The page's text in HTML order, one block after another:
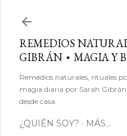
REMEDIOS
GIBRÁN ⋆ MAGIA Y
Remedios naturales, rituales
magia diaria por Sarah
desde casa.
¿QUIÉN SOY? MÁS…